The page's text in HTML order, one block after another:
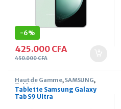
-6%
425.000 CFA
450.000CFA
Haut de Gamme,SAMSUNG,
Tablette
Tablette Samsung Galaxy
Tab S9 Ultra